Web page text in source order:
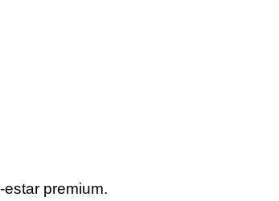
premium.